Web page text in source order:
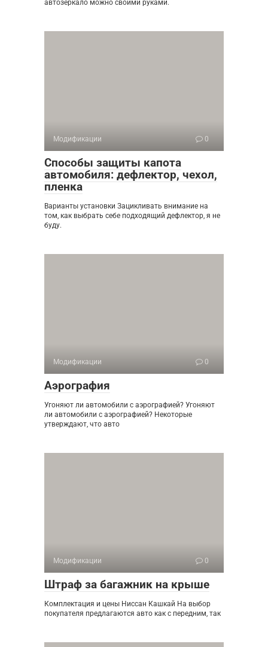
автозеркало можно своими руками.
Модификации 0
Способы защиты капота
автомобиля: дефлектор, чехол,
пленка
Варианты установки Зацикливать внимание на
том, как выбрать себе подходящий дефлектор, я не
буду.
Модификации 0
Аэрография
Угоняют ли автомобили с аэрографией? Угоняют
ли автомобили с аэрографией? Некоторые
утверждают, что авто
Модификации 0
Штраф за багажник на крыше
Комплектация и цены Ниссан Кашкай На выбор
покупателя предлагаются авто как с передним, так